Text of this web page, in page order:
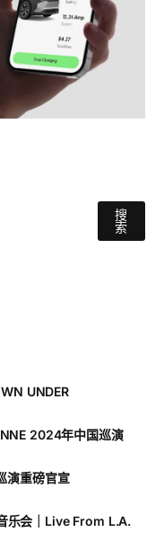
搜
索
UNDER
2024年中国巡演
演重磅官宣
乐会｜Live From L.A.